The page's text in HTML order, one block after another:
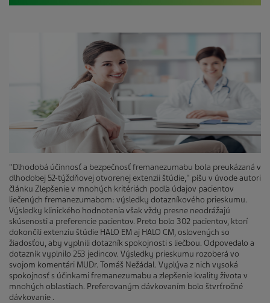
"Dlhodobá účinnosť a bezpečnosť fremanezumabu bola preukázaná v
dlhodobej 52-týždňovej otvorenej extenzii štúdie," píšu v úvode autori
článku Zlepšenie v mnohých kritériách podľa údajov pacientov
liečených fremanezumabom: výsledky dotazníkového prieskumu.
Výsledky klinického hodnotenia však vždy presne neodrážajú
skúsenosti a preferencie pacientov. Preto bolo 302 pacientov, ktorí
dokončili extenziu štúdie HALO EM aj HALO CM, oslovených so
žiadosťou, aby vyplnili dotazník spokojnosti s liečbou. Odpovedalo a
dotazník vyplnilo 253 jedincov. Výsledky prieskumu rozoberá vo
svojom komentári MUDr. Tomáš Nežádal. Vyplýva z nich vysoká
spokojnosť s účinkami fremanezumabu a zlepšenie kvality života v
mnohých oblastiach. Preferovaným dávkovaním bolo štvrťročné
dávkovanie .